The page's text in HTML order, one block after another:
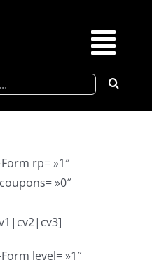
rp= »1″
»0″
level= »1″